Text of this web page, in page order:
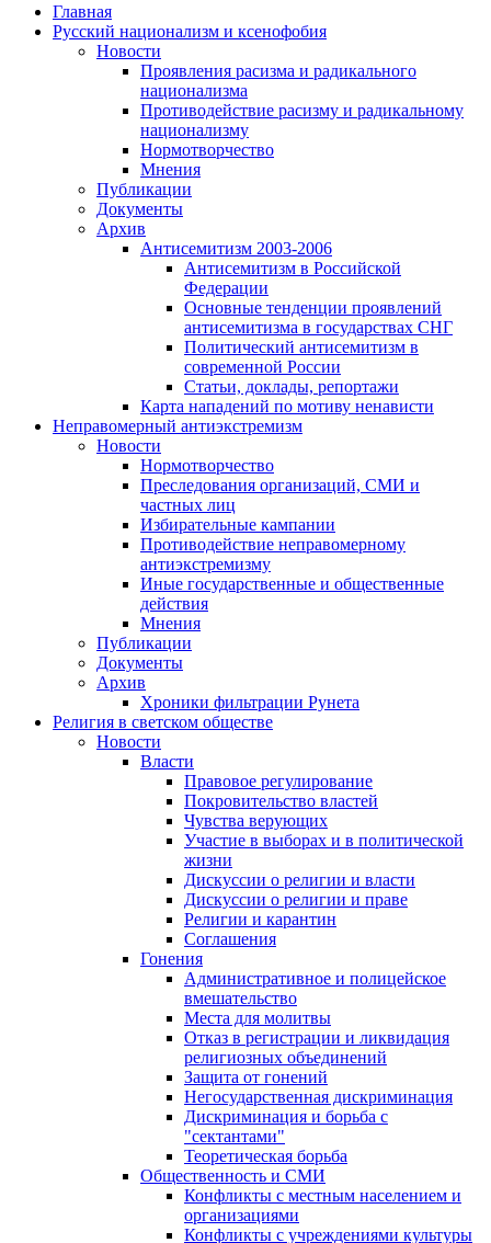
Главная
Русский национализм и ксенофобия
Новости
Проявления расизма и радикального
национализма
Противодействие расизму и радикальному
национализму
Нормотворчество
Мнения
Публикации
Документы
Архив
Антисемитизм 2003-2006
Антисемитизм в Российской
Федерации
Основные тенденции проявлений
антисемитизма в государствах СНГ
Политический антисемитизм в
современной России
Статьи, доклады, репортажи
Карта нападений по мотиву ненависти
Неправомерный антиэкстремизм
Новости
Нормотворчество
Преследования организаций, СМИ и
частных лиц
Избирательные кампании
Противодействие неправомерному
антиэкстремизму
Иные государственные и общественные
действия
Мнения
Публикации
Документы
Архив
Хроники фильтрации Рунета
Религия в светском обществе
Новости
Власти
Правовое регулирование
Покровительство властей
Чувства верующих
Участие в выборах и в политической
жизни
Дискуссии о религии и власти
Дискуссии о религии и праве
Религии и карантин
Соглашения
Гонения
Административное и полицейское
вмешательство
Места для молитвы
Отказ в регистрации и ликвидация
религиозных объединений
Защита от гонений
Негосударственная дискриминация
Дискриминация и борьба с
"сектантами"
Теоретическая борьба
Общественность и СМИ
Конфликты с местным населением и
организациями
Конфликты с учреждениями культуры